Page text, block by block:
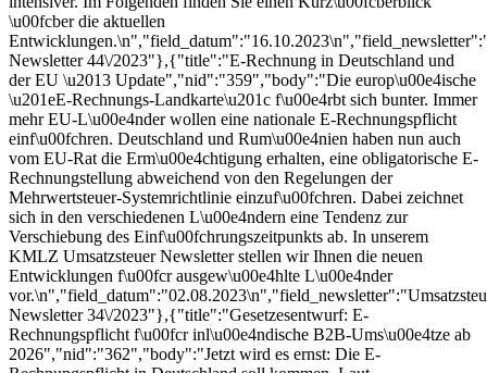
\u00fcber die aktuellen
Newsletter 44\/2023"},{"title":"E-Rechnung in Deutschland und
der EU \u2013 Update","nid":"359","body":"Die europ\u00e4ische
\u201eE-Rechnungs-Landkarte\u201c f\u00e4rbt sich bunter. Immer
mehr EU-L\u00e4nder wollen eine nationale E-Rechnungspflicht
einf\u00fchren. Deutschland und Rum\u00e4nien haben nun auch
vom EU-Rat die Erm\u00e4chtigung erhalten, eine obligatorische E-
Rechnungstellung abweichend von den Regelungen der
Mehrwertsteuer-Systemrichtlinie einzuf\u00fchren. Dabei zeichnet
sich in den verschiedenen L\u00e4ndern eine Tendenz zur
Verschiebung des Einf\u00fchrungszeitpunkts ab. In unserem
KMLZ Umsatzsteuer Newsletter stellen wir Ihnen die neuen
Entwicklungen f\u00fcr ausgew\u00e4hlte L\u00e4nder
Newsletter 34\/2023"},{"title":"Gesetzesentwurf: E-
Rechnungspflicht f\u00fcr inl\u00e4ndische B2B-Ums\u00e4tze ab
2026","nid":"362","body":"Jetzt wird es ernst: Die E-